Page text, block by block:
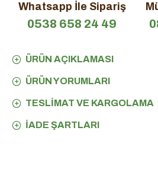
Whatsapp İle Sipariş
0538 658 24 49
ÜRÜN AÇIKLAMASI
ÜRÜN YORUMLARI
TESLIMAT VE KARGOLAMA
İADE ŞARTLARI